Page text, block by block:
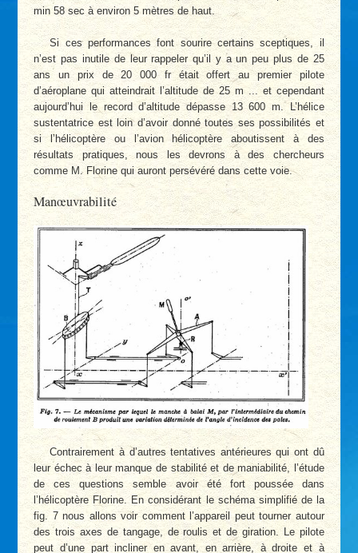
min 58 sec à environ 5 mètres de haut.
Si ces performances font sourire certains sceptiques, il
n’est pas inutile de leur rappeler qu’il y a un peu plus de 25
ans un prix de 20 000 fr était offert au premier pilote
d’aéroplane qui atteindrait l’altitude de 25 m ... et cependant
aujourd’hui le record d’altitude dépasse 13 600 m. L’hélice
sustentatrice est loin d’avoir donné toutes ses possibilités et
si l’hélicoptère ou l’avion­ hélicoptère aboutissent à des
résultats pratiques, nous les devrons à des chercheurs
comme M. Florine qui auront persévéré dans cette voie.
Manœuvrabilité
Contrairement à d’autres tentatives antérieures qui ont dû
leur échec à leur manque de stabilité et de maniabilité, l’étude
de ces questions semble avoir été fort poussée dans
l’hélicoptère Florine. En considérant le schéma simplifié de la
fig. 7 nous allons voir comment l’appareil peut tourner autour
des trois axes de tangage, de roulis et de giration. Le pilote
peut d’une part incliner en avant, en arrière, à droite et à